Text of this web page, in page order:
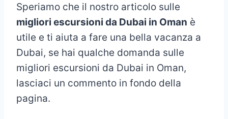
Speriamo che il nostro articolo sulle
migliori escursioni da Dubai in Oman è
utile e ti aiuta a fare una bella vacanza a
Dubai, se hai qualche domanda sulle
migliori escursioni da Dubai in Oman,
lasciaci un commento in fondo della
pagina.